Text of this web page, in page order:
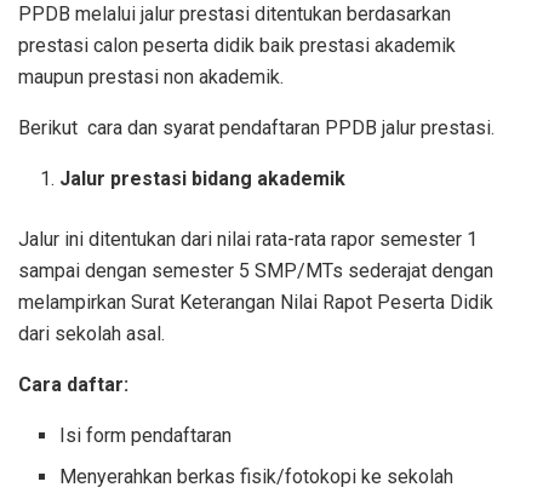
PPDB melalui jalur prestasi ditentukan berdasarkan
prestasi calon peserta didik baik prestasi akademik
maupun prestasi non akademik.
Berikut cara dan syarat pendaftaran PPDB jalur prestasi.
Jalur prestasi bidang akademik
Jalur ini ditentukan dari nilai rata-rata rapor semester 1
sampai dengan semester 5 SMP/MTs sederajat dengan
melampirkan Surat Keterangan Nilai Rapot Peserta Didik
dari sekolah asal.
Cara daftar:
Isi form pendaftaran
Menyerahkan berkas fisik/fotokopi ke sekolah